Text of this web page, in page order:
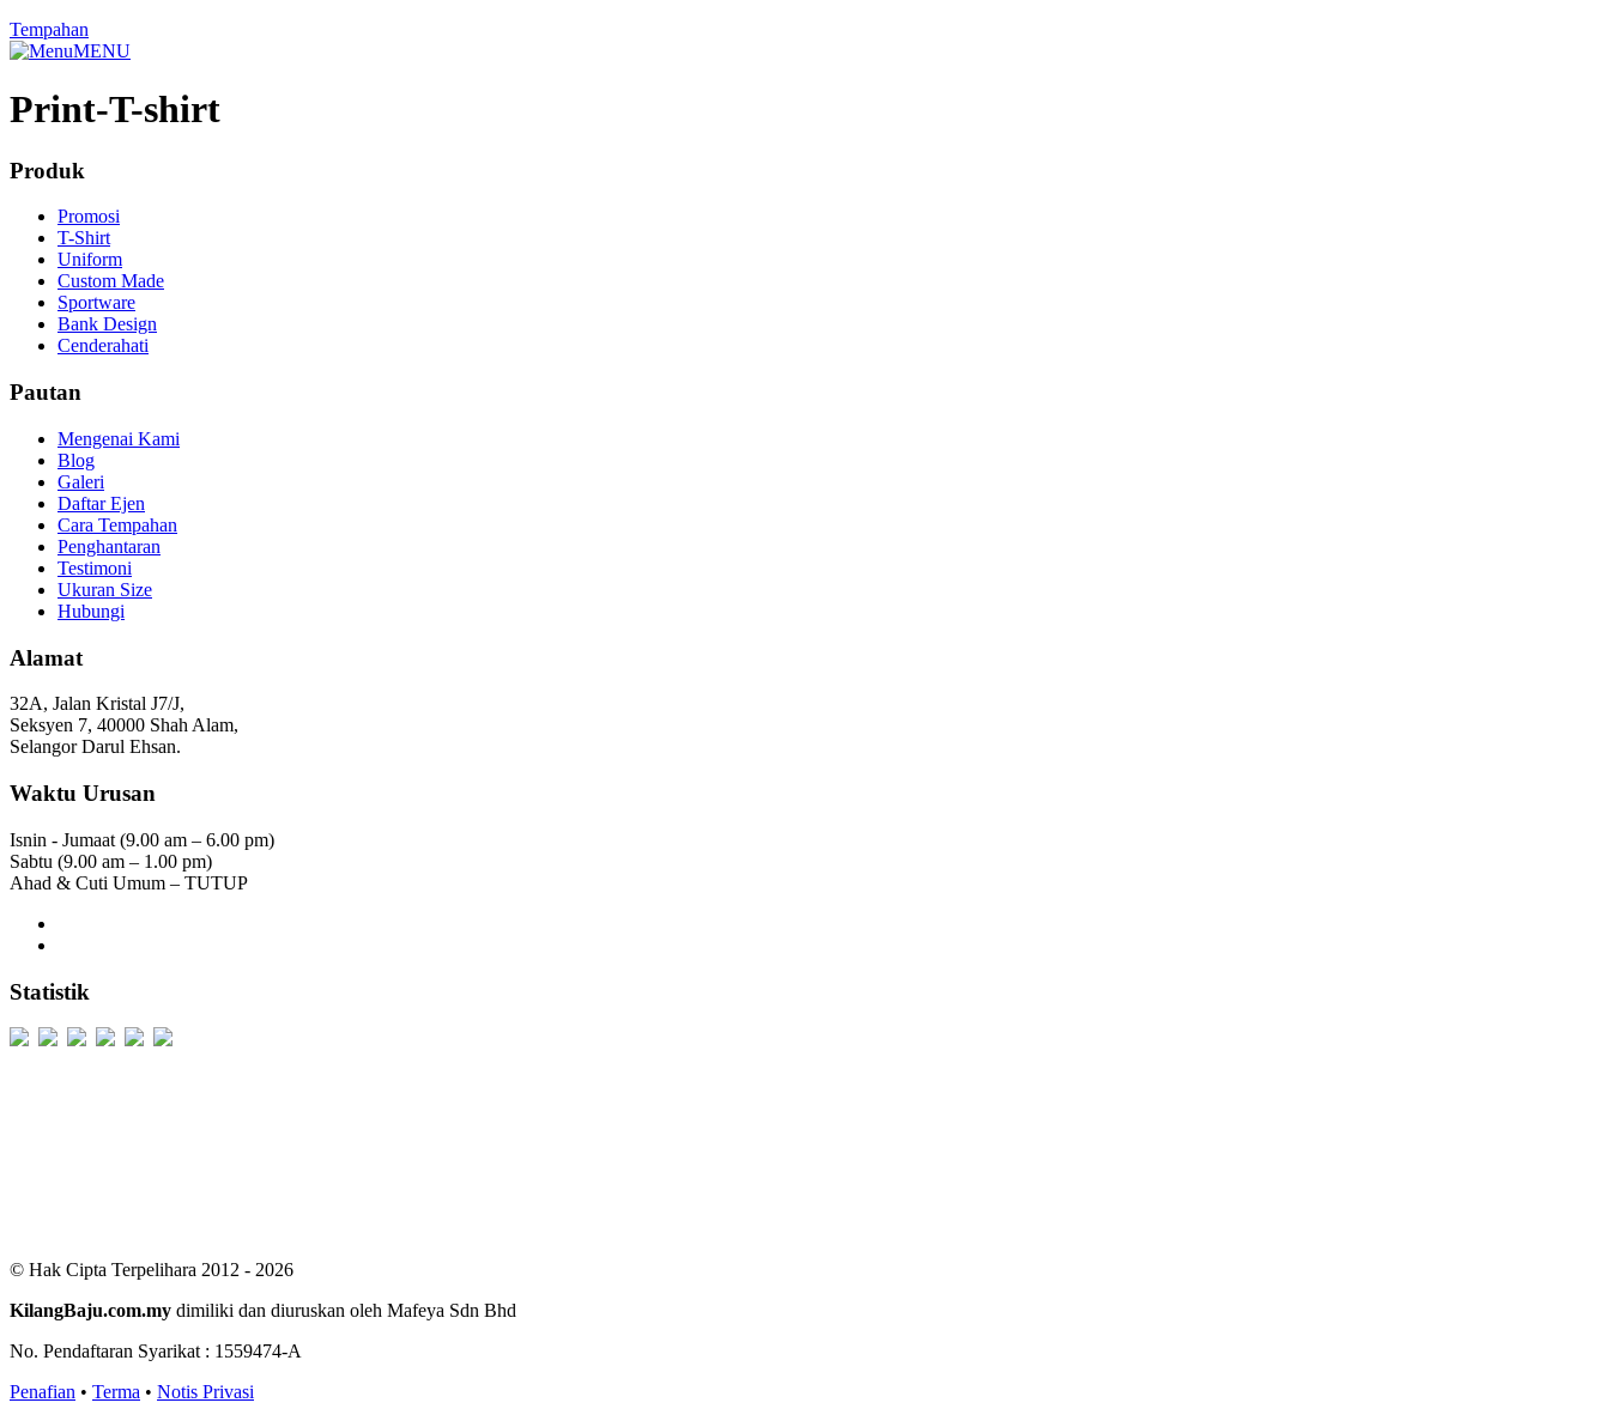
Tempahan
MENU
Print-T-shirt
Produk
Promosi
T-Shirt
Uniform
Custom Made
Sportware
Bank Design
Cenderahati
Pautan
Mengenai Kami
Blog
Galeri
Daftar Ejen
Cara Tempahan
Penghantaran
Testimoni
Ukuran Size
Hubungi
Alamat
32A, Jalan Kristal J7/J,
Seksyen 7, 40000 Shah Alam,
Selangor Darul Ehsan.
Waktu Urusan
Isnin - Jumaat (9.00 am – 6.00 pm)
Sabtu (9.00 am – 1.00 pm)
Ahad & Cuti Umum – TUTUP
Statistik
© Hak Cipta Terpelihara 2012 - 2026
KilangBaju.com.my dimiliki dan diuruskan oleh Mafeya Sdn Bhd
No. Pendaftaran Syarikat : 1559474-A
Penafian • Terma • Notis Privasi